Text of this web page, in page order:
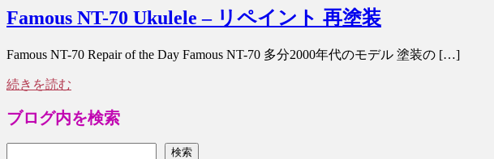
Famous NT-70 Ukulele – リペイント 再塗装
Famous NT-70 Repair of the Day Famous NT-70 多分2000年代のモデル 塗装の […]
続きを読む
ブログ内を検索
検索